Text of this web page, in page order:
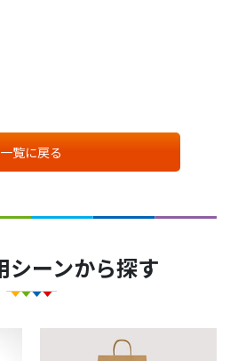
一覧に戻る
シーンから探す